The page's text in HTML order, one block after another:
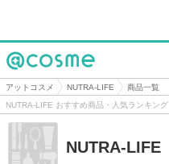
@cosme
アットコスメ NUTRA-LIFE
商品一覧
NUTRA-LIFE おすすめ商品・人気ランキング
NUTRA-LIFE